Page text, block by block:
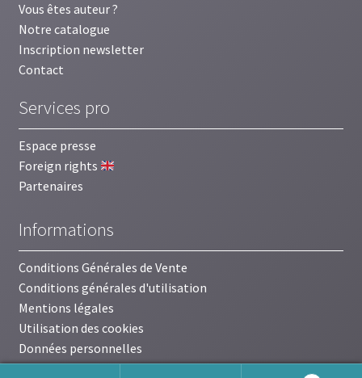
Vous êtes auteur ?
Notre catalogue
Inscription newsletter
Contact
Services pro
Espace presse
Foreign rights
Partenaires
Informations
Conditions Générales de Vente
Conditions générales d'utilisation
Mentions légales
Utilisation des cookies
Données personnelles